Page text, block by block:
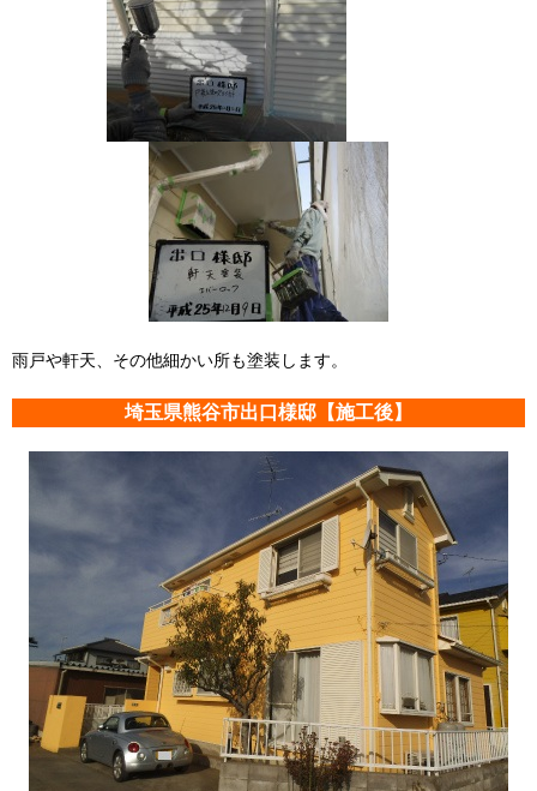
雨戸や軒天、その他細かい所も塗装します。
埼玉県熊谷市出口様邸【施工後】